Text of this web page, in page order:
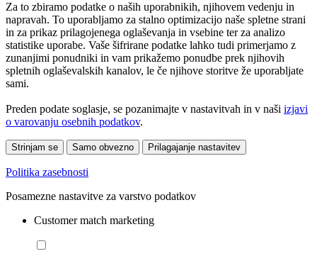
Za to zbiramo podatke o naših uporabnikih, njihovem vedenju in
napravah. To uporabljamo za stalno optimizacijo naše spletne strani
in za prikaz prilagojenega oglaševanja in vsebine ter za analizo
statistike uporabe. Vaše šifrirane podatke lahko tudi primerjamo z
zunanjimi ponudniki in vam prikažemo ponudbe prek njihovih
spletnih oglaševalskih kanalov, le če njihove storitve že uporabljate
sami.
Preden podate soglasje, se pozanimajte v nastavitvah in v naši izjavi
o varovanju osebnih podatkov.
Strinjam se Samo obvezno Prilagajanje nastavitev
Politika zasebnosti
Posamezne nastavitve za varstvo podatkov
Customer match marketing